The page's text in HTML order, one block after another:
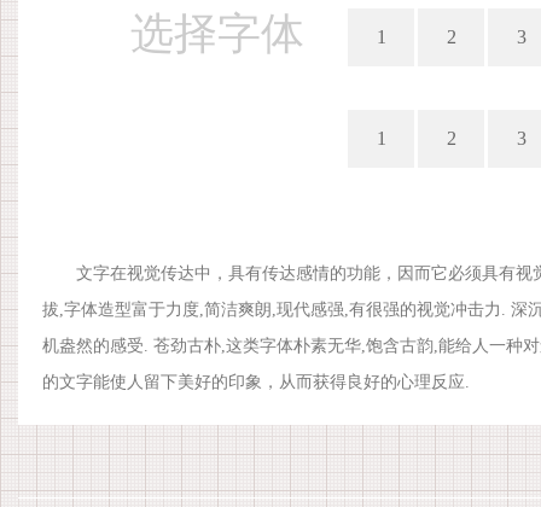
选择字体 1 2 3
1 2 3
文字在视觉传达中，具有传达感情的功能，因而它必须具有
拔,字体造型富于力度,简洁爽朗,现代感强,有很强的视觉冲击力.
机盎然的感受. 苍劲古朴,这类字体朴素无华,饱含古韵,能给人一种
的文字能使人留下美好的印象，从而获得良好的心理反应.